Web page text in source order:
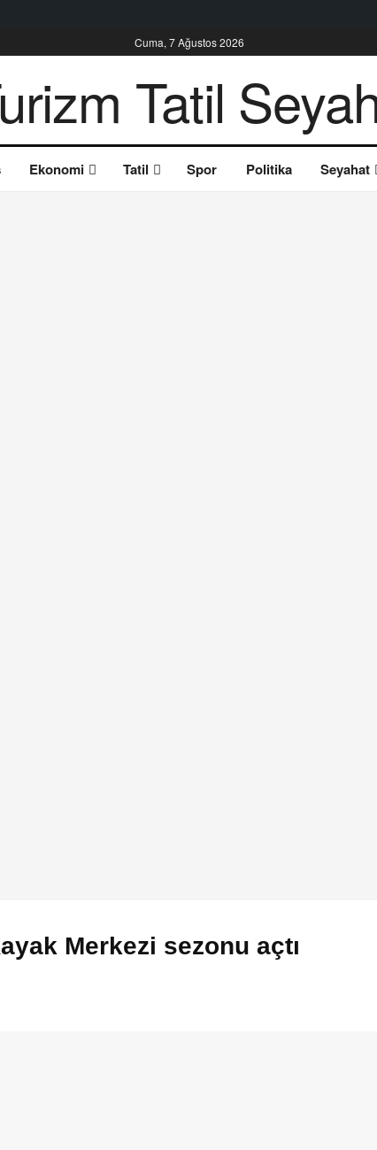
Cuma, 7 Ağustos 2026
Ekonomi Tatil Spor Politika Seyahat
Merkezi sezonu açtı